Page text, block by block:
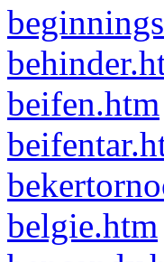
beifen.htm
belgie.htm